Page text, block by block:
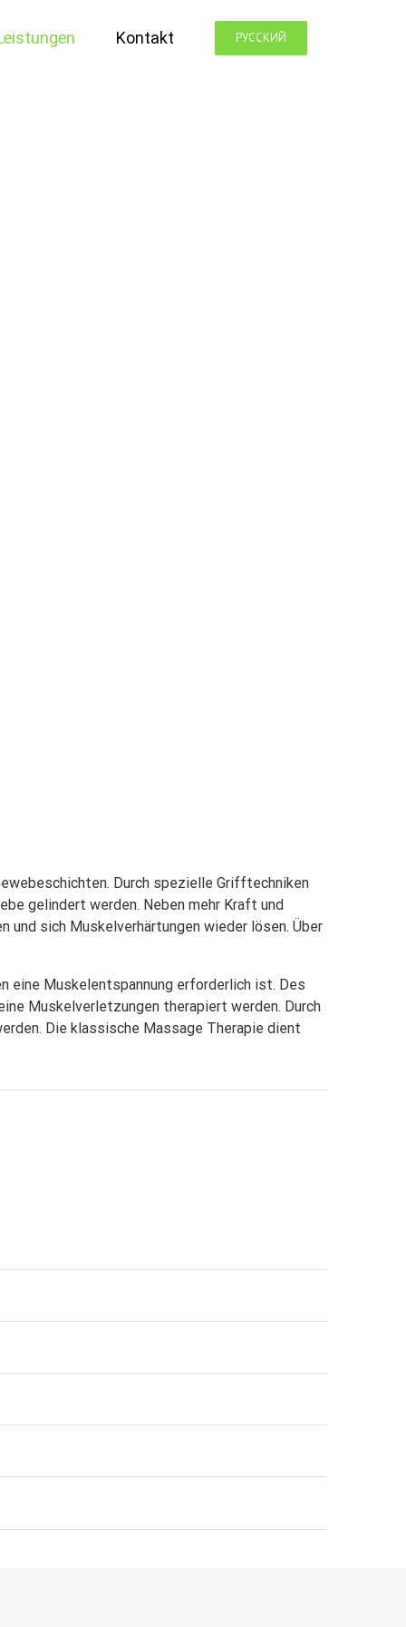
Kontakt РУССКИЙ
Durch spezielle Grifftechniken
gelindert werden. Neben mehr Kraft und
sich Muskelverhärtungen wieder lösen. Über
eine Muskelentspannung erforderlich ist. Des
Muskelverletzungen therapiert werden. Durch
Die klassische Massage Therapie dient